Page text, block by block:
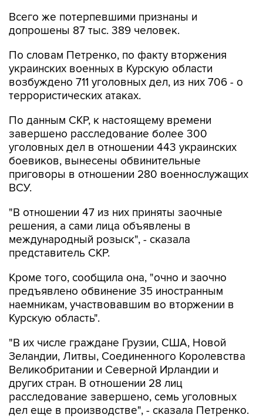
Всего же потерпевшими признаны и
допрошены 87 тыс. 389 человек.
По словам Петренко, по факту вторжения
украинских военных в Курскую области
возбуждено 711 уголовных дел, из них 706 - о
террористических атаках.
По данным СКР, к настоящему времени
завершено расследование более 300
уголовных дел в отношении 443 украинских
боевиков, вынесены обвинительные
приговоры в отношении 280 военнослужащих
ВСУ.
"В отношении 47 из них приняты заочные
решения, а сами лица объявлены в
международный розыск", - сказала
представитель СКР.
Кроме того, сообщила она, "очно и заочно
предъявлено обвинение 35 иностранным
наемникам, участвовавшим во вторжении в
Курскую область".
"В их числе граждане Грузии, США, Новой
Зеландии, Литвы, Соединенного Королевства
Великобритании и Северной Ирландии и
других стран. В отношении 28 лиц
расследование завершено, семь уголовных
дел еще в производстве", - сказала Петренко.